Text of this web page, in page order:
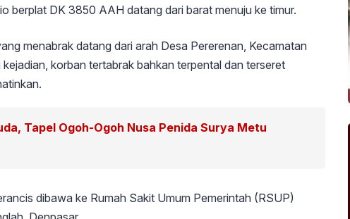
berplat DK 3850 AAH datang dari barat menuju ke timur.
menabrak datang dari arah Desa Pererenan, Kecamatan
korban tertabrak bahkan terpental dan terseret
Tapel Ogoh-Ogoh Nusa Penida Surya Metu
dibawa ke Rumah Sakit Umum Pemerintah (RSUP)